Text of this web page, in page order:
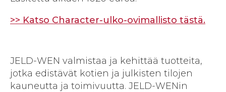
>> Katso Character-ulko-ovimallisto tästä.
JELD-WEN valmistaa ja kehittää tuotteita,
jotka edistävät kotien ja julkisten tilojen
kauneutta ja toimivuutta. JELD-WENin